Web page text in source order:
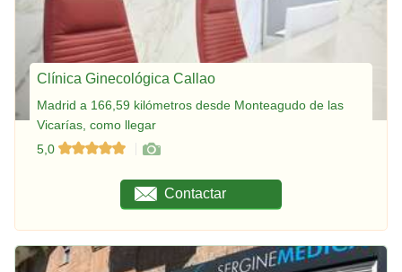
Clínica Ginecológica Callao
Madrid a 166,59 kilómetros desde Monteagudo de las
Vicarías, como llegar
5,0
Contactar